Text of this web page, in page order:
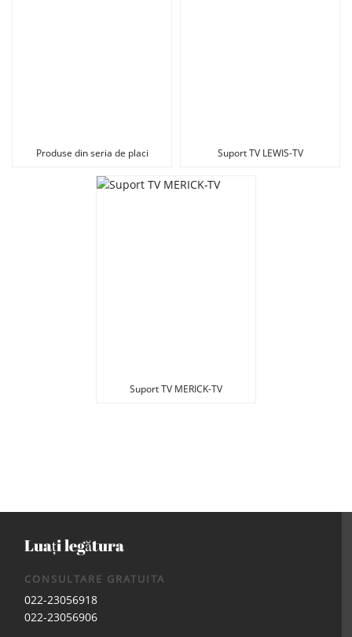
Produse din seria de placi
dulap lateral bufet BF-1990
Suport TV LEWIS-TV
Suport TV MERICK-TV
Luați legătura
CONSULTARE GRATUITA
022-23056918
022-23056906